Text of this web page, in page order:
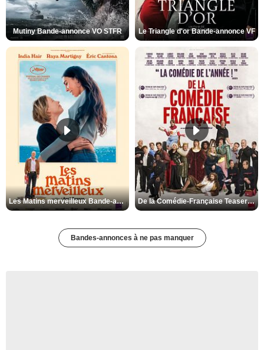
Mutiny Bande-annonce VO STFR Le Triangle d'or Bande-annonce VF
Les Matins merveilleux Bande-annonce VF De la Comédie-Française Teaser VF
Bandes-annonces à ne pas manquer